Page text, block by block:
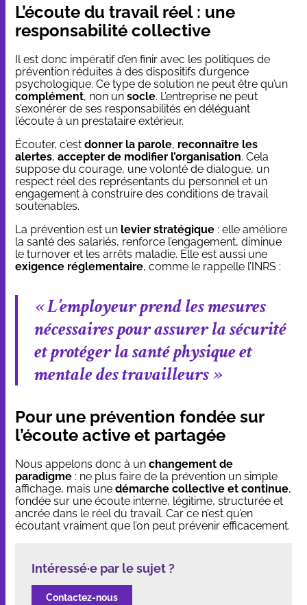
L’écoute du travail réel : une
responsabilité collective
Il est donc impératif d’en finir avec les politiques de
prévention réduites à des dispositifs d’urgence
psychologique. Ce type de solution ne peut être qu’un
complément, non unsocle. L’entreprise ne peut
s’exonérer de ses responsabilités en déléguant
l’écoute à un prestataire extérieur.
Écouter, c’estdonner la parole, reconnaître les
alertes,accepter de modifier l’organisation. Cela
suppose du courage, une volonté de dialogue, un
respect réel des représentants du personnel et un
engagement à construire des conditions de travail
soutenables.
La prévention est un levier stratégique : elle améliore
la santé des salariés, renforce l’engagement, diminue
le turnover et les arrêts maladie. Elle est aussi une
exigence réglementaire, comme le rappelle l’INRS :
« L’employeur prend les mesures
nécessaires pour assurer la sécurité
et protéger la santé physique et
mentale des travailleurs »
Pour une prévention fondée sur
l’écoute active et partagée
Nous appelons donc à unchangement de
paradigme : ne plus faire de la prévention un simple
affichage, mais unedémarche collective et continue,
fondée sur une écoute interne, légitime, structurée et
ancrée dans le réel du travail. Car ce n’est qu’en
écoutant vraiment que l’on peut prévenir efficacement.
Intéressé·e par le sujet ?
Contactez-nous